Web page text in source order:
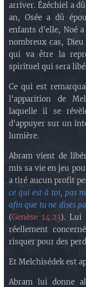
arriver. Ézéchiel a
an, Osée a dû
enfants d'elle, Noé
nombreux cas,
qui va être la
spirituel qui sera
Ce qui est
l'apparition de
laquelle il se
d'appuyer sur un
lumière.
Abram vient de
mis sa vie en jeu
a tiré aucun profit
ce qui est à toi, pas
afin que tu ne dises
(Genèse 14.23). Lui
réellement
risquer pour des
Et Melchisédek est
Abram lui donne